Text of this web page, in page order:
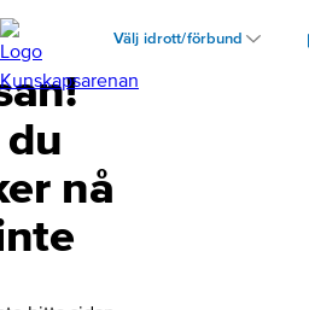
Välj idrott/förbund
nå